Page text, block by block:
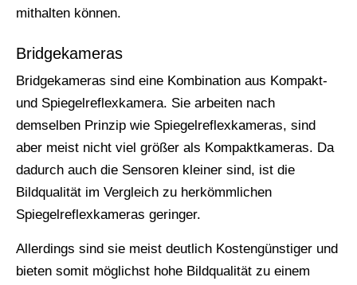
mithalten können.
Bridgekameras
Bridgekameras sind eine Kombination aus Kompakt-
und Spiegelreflexkamera. Sie arbeiten nach
demselben Prinzip wie Spiegelreflexkameras, sind
aber meist nicht viel größer als Kompaktkameras. Da
dadurch auch die Sensoren kleiner sind, ist die
Bildqualität im Vergleich zu herkömmlichen
Spiegelreflexkameras geringer.
Allerdings sind sie meist deutlich Kostengünstiger und
bieten somit möglichst hohe Bildqualität zu einem